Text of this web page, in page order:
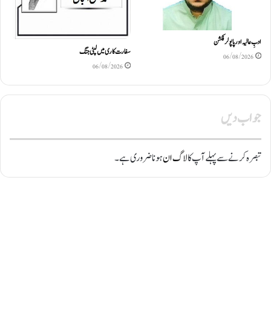
ادبِ عالیہ اور پاپولر فکشن
06/08/2026 سفارت کاری میں لپٹی جنگ
06/08/2026
جواب دیں
تبصرہ کرنے سے پہلے آپ کالاگ انہونا ضروری ہے۔